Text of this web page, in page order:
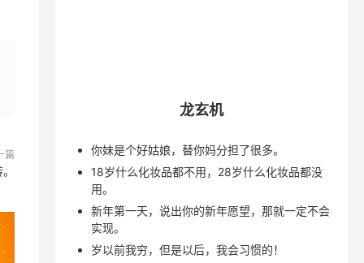
篇
龙玄机
你妹是个好姑娘，替你妈分担了很多。
18岁什么化妆品都不用，28岁什么化妆品都没
用。
新年第一天，说出你的新年愿望，那就一定不会
实现。
岁以前我穷，但是以后，我会习惯的！